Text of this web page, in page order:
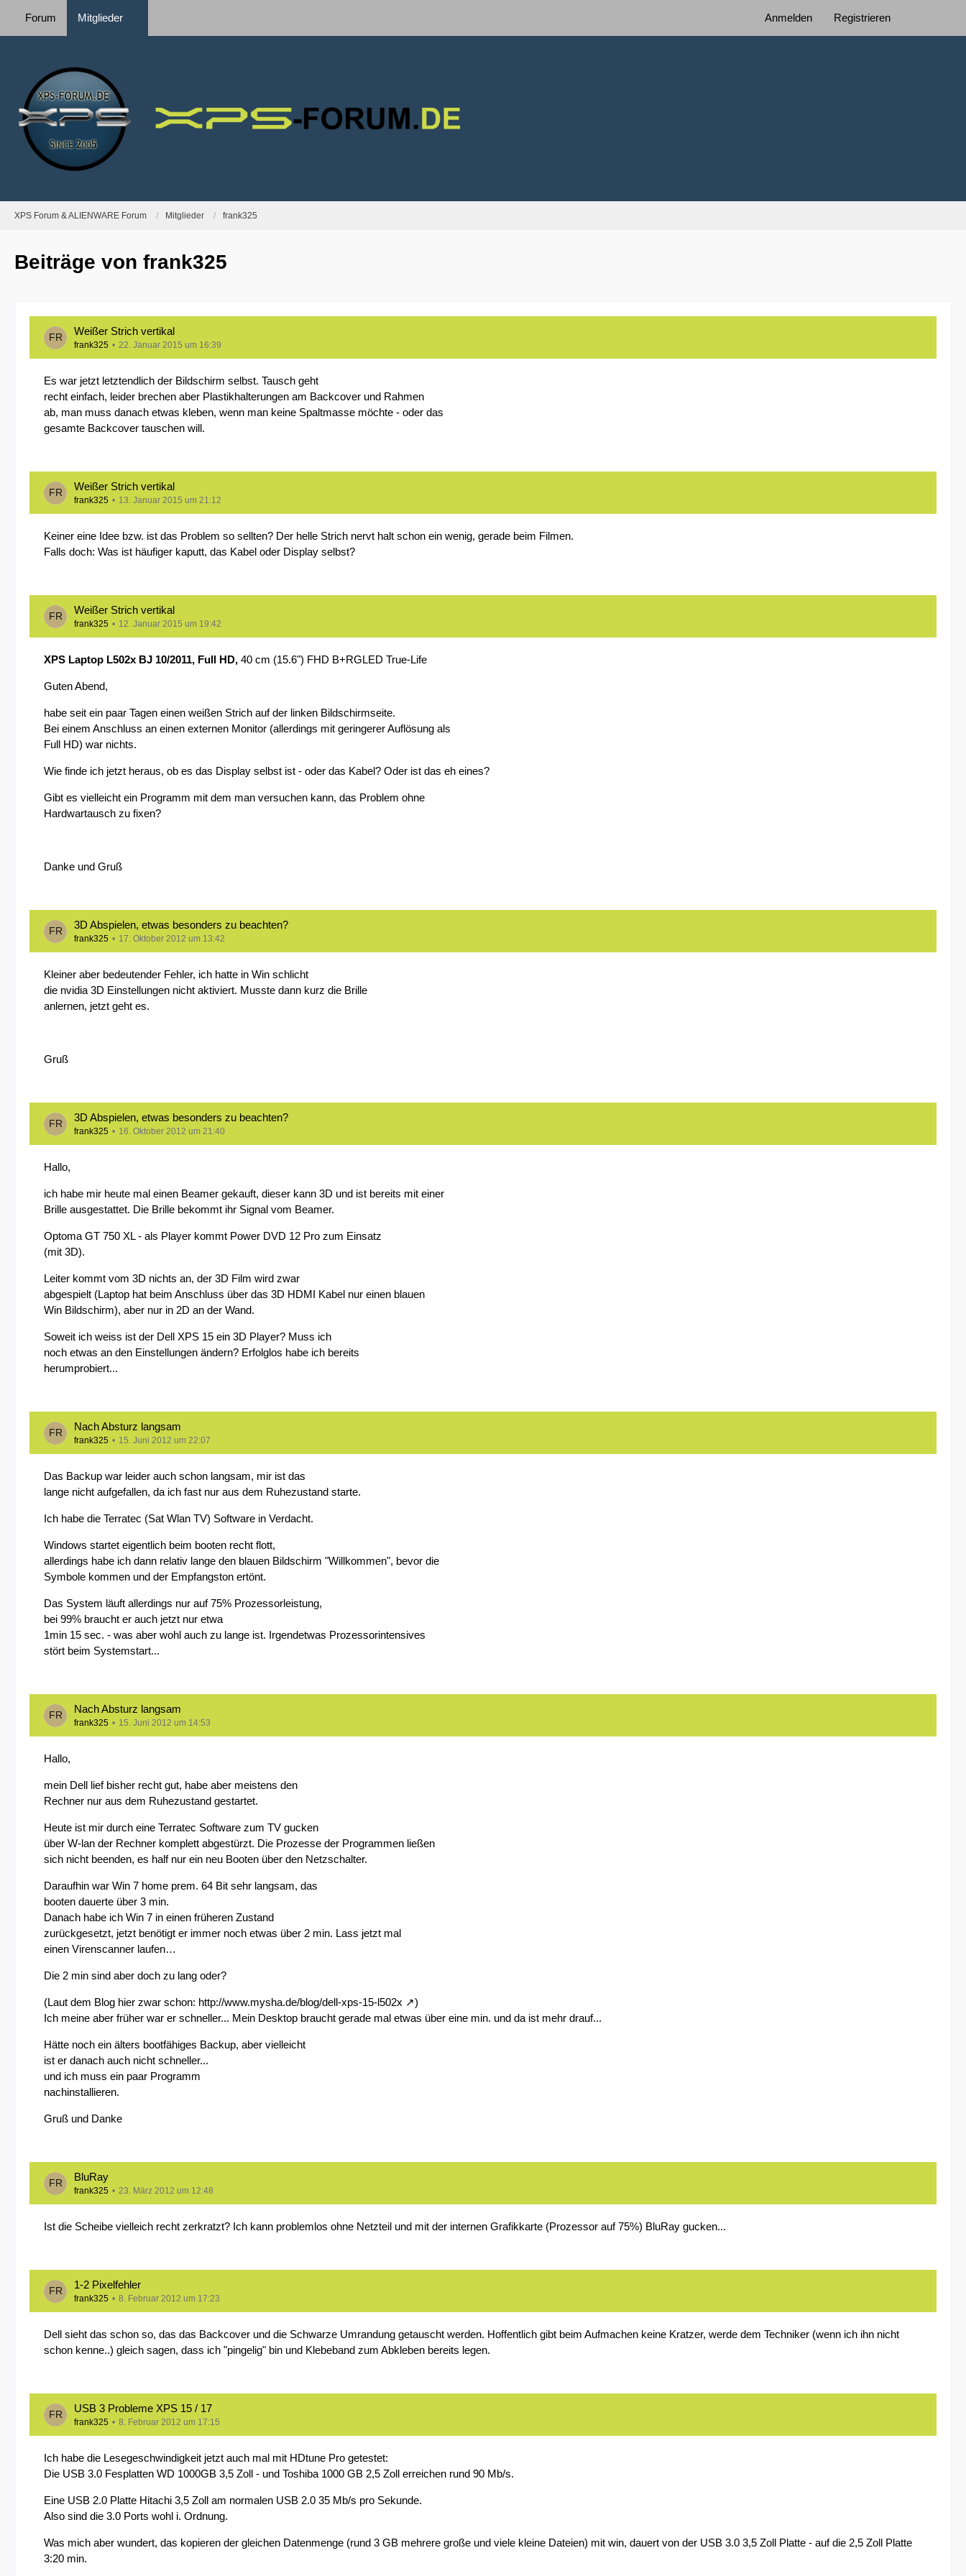
Forum Mitglieder Anmelden Registrieren
XPS Forum & ALIENWARE Forum Mitglieder frank325
Beiträge von frank325
Weißer Strich vertikal
frank325 22. Januar 2015 um 16:39
Es war jetzt letztendlich der Bildschirm selbst. Tausch geht
recht einfach, leider brechen aber Plastikhalterungen am Backcover und Rahmen
ab, man muss danach etwas kleben, wenn man keine Spaltmasse möchte - oder das
gesamte Backcover tauschen will.
Weißer Strich vertikal
frank325 13. Januar 2015 um 21:12
Keiner eine Idee bzw. ist das Problem so sellten? Der helle Strich nervt halt schon ein wenig, gerade beim Filmen.
Falls doch: Was ist häufiger kaputt, das Kabel oder Display selbst?
Weißer Strich vertikal
frank325 12. Januar 2015 um 19:42
XPS Laptop L502x BJ 10/2011, Full HD, 40 cm (15.6") FHD B+RGLED True-Life
Guten Abend,
habe seit ein paar Tagen einen weißen Strich auf der linken Bildschirmseite.
Bei einem Anschluss an einen externen Monitor (allerdings mit geringerer Auflösung als
Full HD) war nichts.
Wie finde ich jetzt heraus, ob es das Display selbst ist - oder das Kabel? Oder ist das eh eines?
Gibt es vielleicht ein Programm mit dem man versuchen kann, das Problem ohne
Hardwartausch zu fixen?
Danke und Gruß
3D Abspielen, etwas besonders zu beachten?
frank325 17. Oktober 2012 um 13:42
Kleiner aber bedeutender Fehler, ich hatte in Win schlicht
die nvidia 3D Einstellungen nicht aktiviert. Musste dann kurz die Brille
anlernen, jetzt geht es.
Gruß
3D Abspielen, etwas besonders zu beachten?
frank325 16. Oktober 2012 um 21:40
Hallo,
ich habe mir heute mal einen Beamer gekauft, dieser kann 3D und ist bereits mit einer
Brille ausgestattet. Die Brille bekommt ihr Signal vom Beamer.
Optoma GT 750 XL - als Player kommt Power DVD 12 Pro zum Einsatz
(mit 3D).
Leiter kommt vom 3D nichts an, der 3D Film wird zwar
abgespielt (Laptop hat beim Anschluss über das 3D HDMI Kabel nur einen blauen
Win Bildschirm), aber nur in 2D an der Wand.
Soweit ich weiss ist der Dell XPS 15 ein 3D Player? Muss ich
noch etwas an den Einstellungen ändern? Erfolglos habe ich bereits
herumprobiert...
Nach Absturz langsam
frank325 15. Juni 2012 um 22:07
Das Backup war leider auch schon langsam, mir ist das
lange nicht aufgefallen, da ich fast nur aus dem Ruhezustand starte.
Ich habe die Terratec (Sat Wlan TV) Software in Verdacht.
Windows startet eigentlich beim booten recht flott,
allerdings habe ich dann relativ lange den blauen Bildschirm "Willkommen", bevor die
Symbole kommen und der Empfangston ertönt.
Das System läuft allerdings nur auf 75% Prozessorleistung,
bei 99% braucht er auch jetzt nur etwa
1min 15 sec. - was aber wohl auch zu lange ist. Irgendetwas Prozessorintensives
stört beim Systemstart...
Nach Absturz langsam
frank325 15. Juni 2012 um 14:53
Hallo,
mein Dell lief bisher recht gut, habe aber meistens den
Rechner nur aus dem Ruhezustand gestartet.
Heute ist mir durch eine Terratec Software zum TV gucken
über W-lan der Rechner komplett abgestürzt. Die Prozesse der Programmen ließen
sich nicht beenden, es half nur ein neu Booten über den Netzschalter.
Daraufhin war Win 7 home prem. 64 Bit sehr langsam, das
booten dauerte über 3 min.
Danach habe ich Win 7 in einen früheren Zustand
zurückgesetzt, jetzt benötigt er immer noch etwas über 2 min. Lass jetzt mal
einen Virenscanner laufen…
Die 2 min sind aber doch zu lang oder?
(Laut dem Blog hier zwar schon: http://www.mysha.de/blog/dell-xps-15-l502x
)
Ich meine aber früher war er schneller... Mein Desktop braucht gerade mal etwas über eine min. und da ist mehr drauf...
Hätte noch ein älters bootfähiges Backup, aber vielleicht
ist er danach auch nicht schneller...
und ich muss ein paar Programm
nachinstallieren.
Gruß und Danke
BluRay
frank325 23. März 2012 um 12:48
Ist die Scheibe vielleich recht zerkratzt? Ich kann problemlos ohne Netzteil und mit der internen Grafikkarte (Prozessor auf 75%) BluRay gucken...
1-2 Pixelfehler
frank325 8. Februar 2012 um 17:23
Dell sieht das schon so, das das Backcover und die Schwarze Umrandung getauscht werden. Hoffentlich gibt beim Aufmachen keine Kratzer, werde dem Techniker (wenn ich ihn nicht
schon kenne..) gleich sagen, dass ich "pingelig" bin und Klebeband zum Abkleben bereits legen.
USB 3 Probleme XPS 15 / 17
frank325 8. Februar 2012 um 17:15
Ich habe die Lesegeschwindigkeit jetzt auch mal mit HDtune Pro getestet:
Die USB 3.0 Fesplatten WD 1000GB 3,5 Zoll - und Toshiba 1000 GB 2,5 Zoll erreichen rund 90 Mb/s.
Eine USB 2.0 Platte Hitachi 3,5 Zoll am normalen USB 2.0 35 Mb/s pro Sekunde.
Also sind die 3.0 Ports wohl i. Ordnung.
Was mich aber wundert, das kopieren der gleichen Datenmenge (rund 3 GB mehrere große und viele kleine Dateien) mit win, dauert von der USB 3.0 3,5 Zoll Platte - auf die 2,5 Zoll Platte
3:20 min.